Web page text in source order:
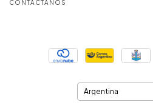
CONTACTÁNOS